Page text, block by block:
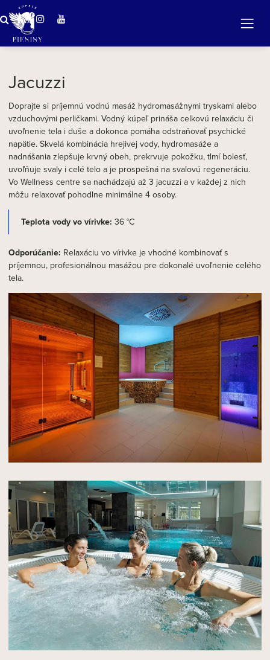
tisíc a jedna bublinka
Jacuzzi
Doprajte si príjemnú vodnú masáž hydromasážnymi tryskami alebo
vzduchovými perličkami. Vodný kúpeľ prináša celkovú relaxáciu či
uvoľnenie tela i duše a dokonca pomáha odstraňovať psychické
napätie. Skvelá kombinácia hrejivej vody, hydromasáže a
nadnášania zlepšuje krvný obeh, prekrvuje pokožku, tlmí bolesť,
uvoľňuje svaly i celé telo a je prospešná na svalovú regeneráciu.
Vo Wellness centre sa nachádzajú až 3 jacuzzi a v každej z nich
môžu relaxovať pohodlne minimálne 4 osoby.
Teplota vody vo vírivke: 36 °C
Odporúčanie: Relaxáciu vo vírivke je vhodné kombinovať s
príjemnou, profesionálnou masážou pre dokonalé uvoľnenie celého
tela.